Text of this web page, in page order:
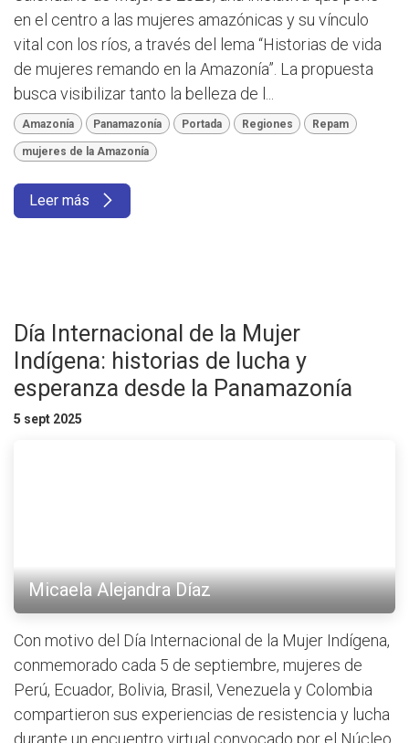
en el centro a las mujeres amazónicas y su vínculo
vital con los ríos, a través del lema “Historias de vida
de mujeres remando en la Amazonía”. La propuesta
busca visibilizar tanto la belleza de l...
Amazonía Panamazonía Portada Regiones Repam
mujeres de la Amazonía
Leer más
Día Internacional de la Mujer
Indígena: historias de lucha y
esperanza desde la Panamazonía
5 sept 2025
Micaela Alejandra Díaz
Con motivo del Día Internacional de la Mujer Indígena,
conmemorado cada 5 de septiembre, mujeres de
Perú, Ecuador, Bolivia, Brasil, Venezuela y Colombia
compartieron sus experiencias de resistencia y lucha
durante un encuentro virtual convocado por el Núcleo